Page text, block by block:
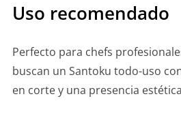
Uso recomendado
Perfecto para chefs
buscan un Santoku todo-uso
en corte y una presencia